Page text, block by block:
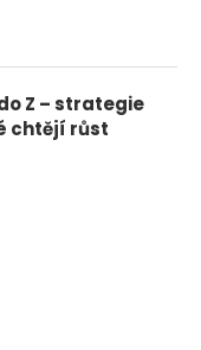
Z – strategie
chtějí růst